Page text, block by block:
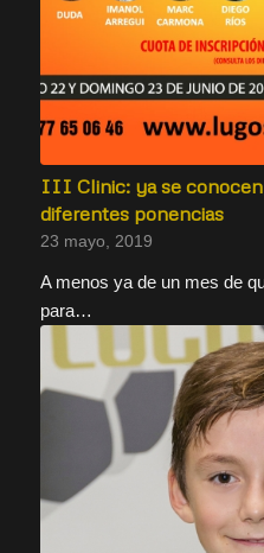
III Clinic: ya se conocen
diferentes ponencias
23 mayo, 2019
A menos ya de un mes de
para…